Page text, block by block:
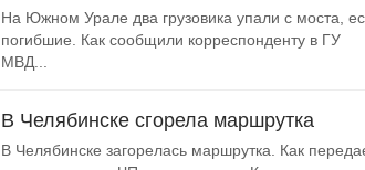
На Южном Урале два грузовика упали с моста,
погибшие. Как сообщили корреспонденту в ГУ
МВД...
В Челябинске сгорела маршрутка
В Челябинске загорелась маршрутка. Как